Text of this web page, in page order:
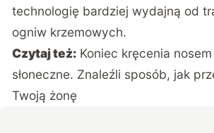
technologię bardziej wydajną od
ogniw krzemowych.
Czytaj też: Koniec kręcenia
słoneczne. Znaleźli sposób, jak
Twoją żonę